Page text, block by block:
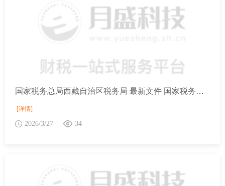
国家税务总局西藏自治区税务局 最新文件 国家税务总局等9部门关于开展2026年助力小微经营主体发展“春雨润苗”专项行动的通知
[详情]
2026/3/27 34